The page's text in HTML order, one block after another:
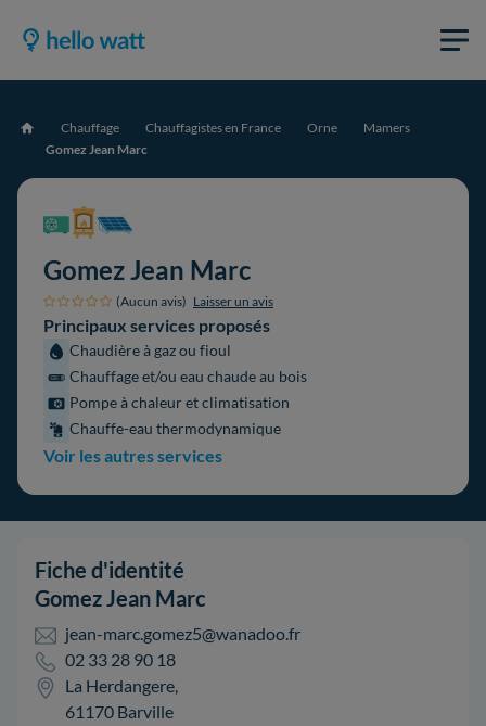
Accueil Chauffage Chauffagistes en France Orne
Mamers
Gomez Jean Marc
Gomez Jean Marc
(Aucun avis) Laisser un avis
Principaux services proposés
Chaudière à gaz ou fioul
Chauffage et/ou eau chaude au bois
Pompe à chaleur et climatisation
Chauffe-eau thermodynamique
Voir les autres services
Fiche d'identité
Gomez Jean Marc
jean-marc.gomez5@wanadoo.fr
02 33 28 90 18
La Herdangere,
61170 Barville